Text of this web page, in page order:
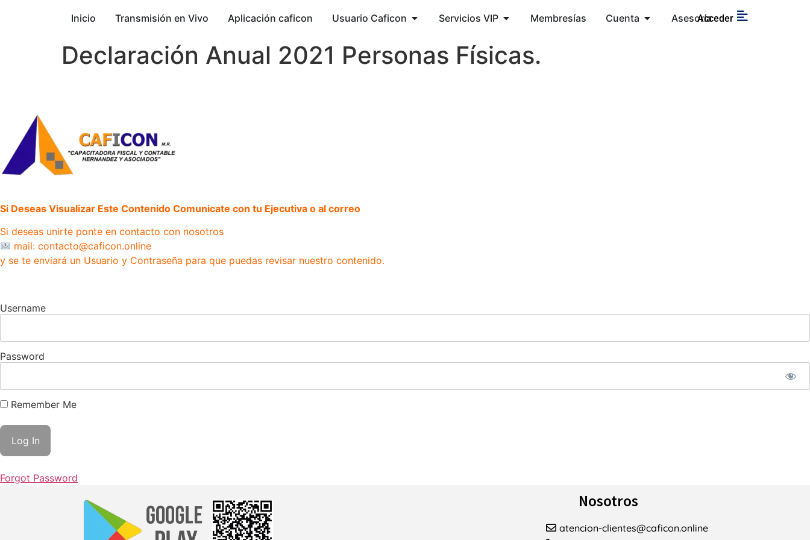
Inicio Transmisión en Vivo Aplicación caficon Usuario Caficon Servicios VIP Membresías Cuenta AsesoríaAcceder
Declaración Anual 2021 Personas Físicas.
Si Deseas Visualizar Este Contenido Comunicate con tu Ejecutiva o al correo
Si deseas unirte ponte en contacto con nosotros
mail: contacto@caficon.online
y se te enviará un Usuario y Contraseña para que puedas revisar nuestro contenido.
Username
Password
Remember Me
Forgot Password
Nosotros
atencion-clientes@caficon.online